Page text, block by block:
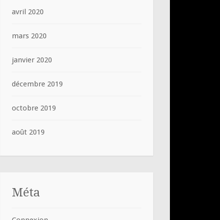
avril 2020
mars 2020
janvier 2020
décembre 2019
octobre 2019
août 2019
Méta